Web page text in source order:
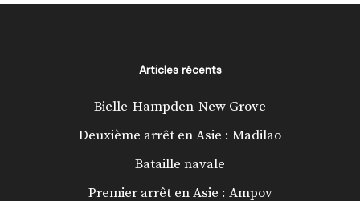
Articles récents
Bielle-Hampden-New Grove
Deuxième arrêt en Asie : Madilao
Bataille navale
Premier arrêt en Asie : Ampov